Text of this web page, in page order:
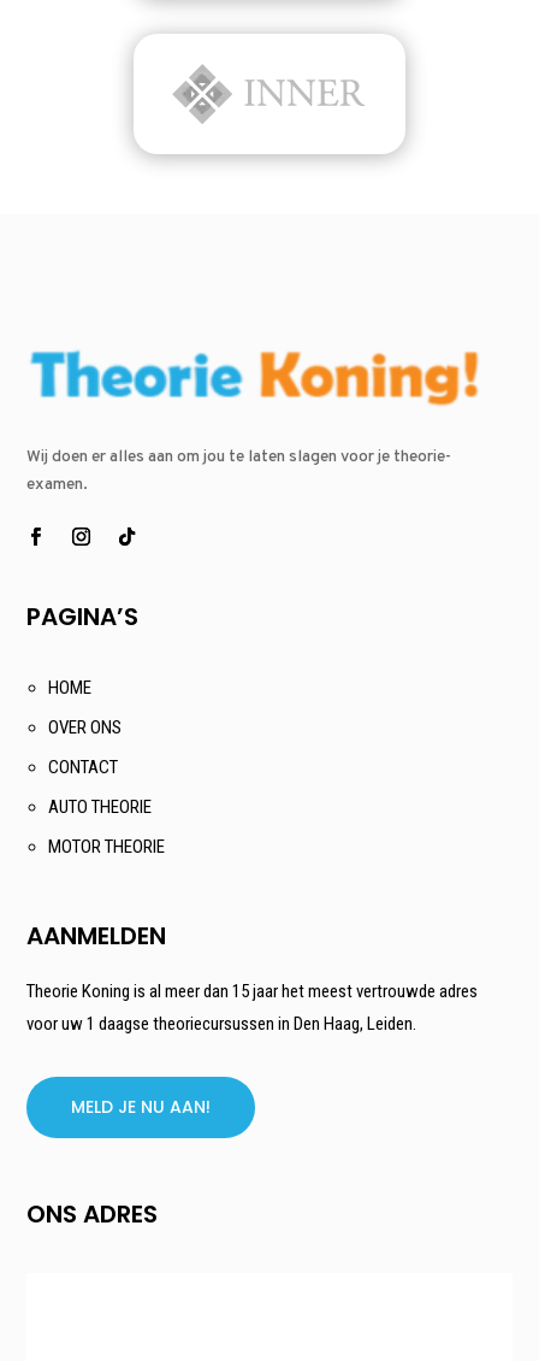
Wij doen er alles aan om jou te laten slagen voor je theorie-
examen.
PAGINA’S
HOME
OVER ONS
CONTACT
AUTO THEORIE
MOTOR THEORIE
AANMELDEN
Theorie Koning is al meer dan 15 jaar het meest vertrouwde adres
voor uw 1 daagse theoriecursussen in Den Haag, Leiden.
MELD JE NU AAN!
ONS ADRES